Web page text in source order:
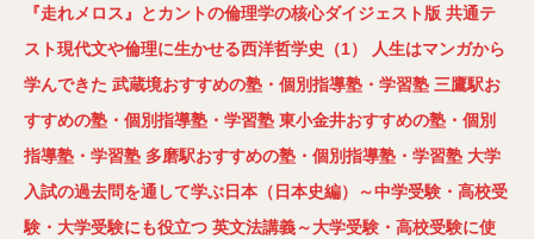
『走れメロス』とカントの倫理学の核心ダイジェスト版 共通テ
スト現代文や倫理に生かせる西洋哲学史（1）
人生はマンガから
学んできた 武蔵境おすすめの塾・個別指導塾・学習塾 三鷹駅お
すすめの塾・個別指導塾・学習塾 東小金井おすすめの塾・個別
指導塾・学習塾 多磨駅おすすめの塾・個別指導塾・学習塾 大学
入試の過去問を通して学ぶ日本（日本史編）～中学受験・高校受
験・大学受験にも役立つ 英文法講義～大学受験・高校受験に使